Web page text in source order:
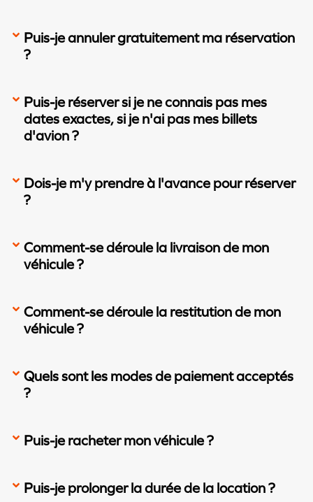
Puis-je annuler gratuitement ma réservation
?
Puis-je réserver si je ne connais pas mes
dates exactes, si je n'ai pas mes billets
d'avion ?
Dois-je m'y prendre à l'avance pour réserver
?
Comment-se déroule la livraison de mon
véhicule ?
Comment-se déroule la restitution de mon
véhicule ?
Quels sont les modes de paiement acceptés
?
Puis-je racheter mon véhicule ?
Puis-je prolonger la durée de la location ?